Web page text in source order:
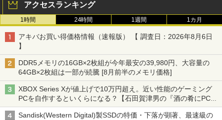
アクセスランキング
1時間 24時間 1週間 1カ月
アキバお買い得価格情報（速報版） 【 調査日：2026年8月6日
】
DDR5メモリの16GB×2枚組が今年最安の39,980円、大容量の
64GB×2枚組は一部が続騰 [8月前半のメモリ価格]
XBOX Series Xが値上げで10万円超え。近い性能のゲーミング
PCを自作するといくらになる？【石田賀津男の『酒の肴にPCゲ
ーム』】
Sandisk(Western Digital)製SSDの特価・下落が顕著、最速級の